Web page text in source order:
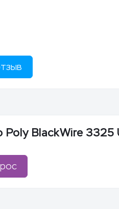
Poly BlackWire 3325